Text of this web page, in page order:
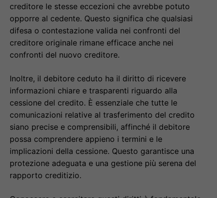
creditore le stesse eccezioni che avrebbe potuto
opporre al cedente. Questo significa che qualsiasi
difesa o contestazione valida nei confronti del
creditore originale rimane efficace anche nei
confronti del nuovo creditore.
Inoltre, il debitore ceduto ha il diritto di ricevere
informazioni chiare e trasparenti riguardo alla
cessione del credito. È essenziale che tutte le
comunicazioni relative al trasferimento del credito
siano precise e comprensibili, affinché il debitore
possa comprendere appieno i termini e le
implicazioni della cessione. Questo garantisce una
protezione adeguata e una gestione più serena del
rapporto creditizio.